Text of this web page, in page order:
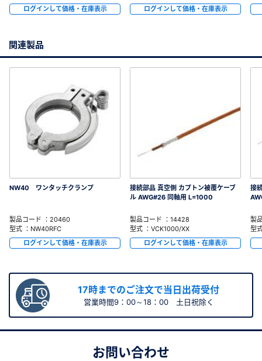
ログインして価格・在庫表示
ログインして価格・在庫表示
関連製品
NW40 ワンタッチクランプ
製品コード ：20460
型式 ：NW40RFC
ログインして価格・在庫表示
接続部品 真空側 カプトン被覆ケーブ
ル AWG#26 同軸用 L=1000
製品コード ：14428
型式 ：VCK1000/XX
ログインして価格・在庫表示
接
製
型
17時までのご注文で当日出荷受付
営業時間9：00～18：00 土日祝除く
お問い合わせ